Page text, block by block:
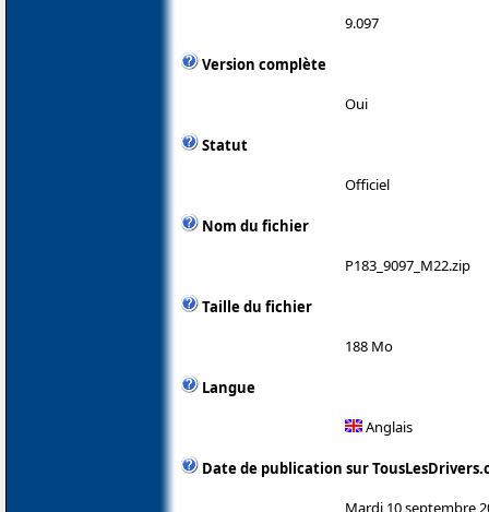
9.097
Version complète
Oui
Statut
Officiel
Nom du fichier
P183_9097_M22.zip
Taille du fichier
188 Mo
Langue
Anglais
Date de publication sur
Mardi 10 septembre